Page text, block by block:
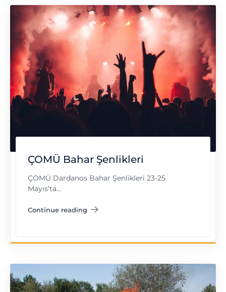
ÇOMÜ Bahar Şenlikleri
ÇOMÜ Dardanos Bahar Şenlikleri 23-25
Mayıs’ta…
Continue reading
"ÇOMÜ Bahar Şenlikleri"